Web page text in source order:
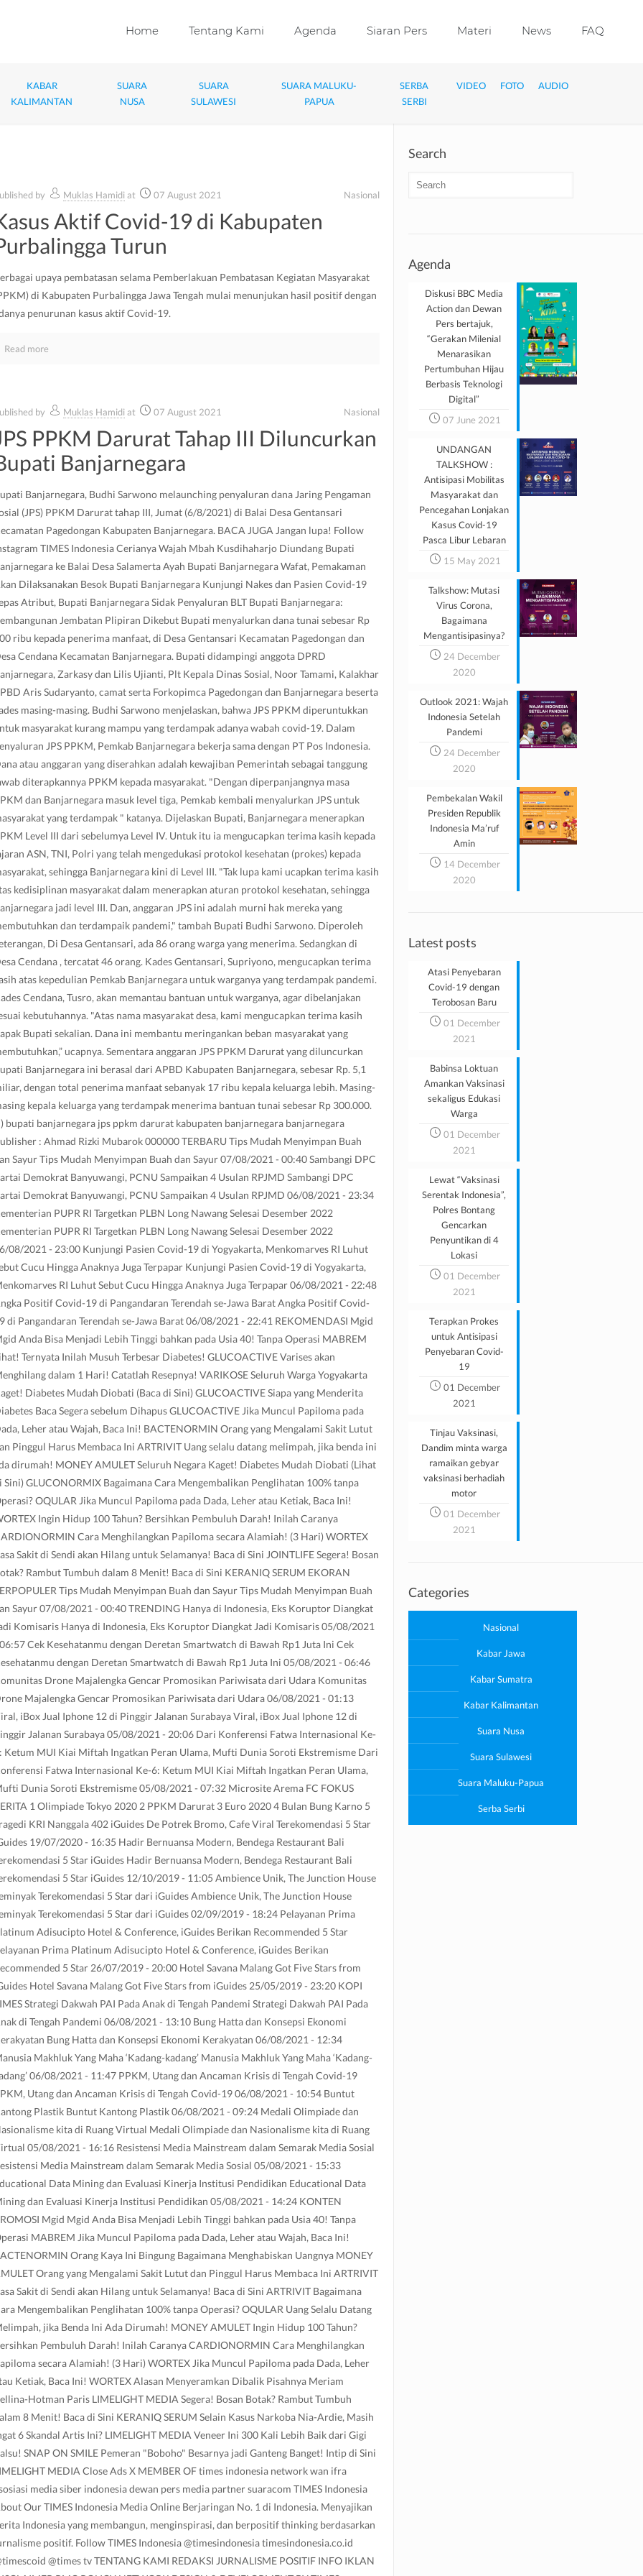
Home Tentang Kami Agenda Siaran Pers Materi News FAQ
KABAR
KALIMANTAN
SUARA
NUSA
SUARA
SULAWESI
SUARA MALUKU-
PAPUA
SERBA
SERBI
VIDEO FOTO AUDIO
by Muklas Hamidiat 07 August 2021 Nasional
Aktif Covid-19 di Kabupaten
Turun
upaya pembatasan selama Pemberlakuan Pembatasan Kegiatan Masyarakat
di Kabupaten Purbalingga Jawa Tengah mulai menunjukan hasil positif dengan
penurunan kasus aktif Covid-19.
Read more
by Muklas Hamidiat 07 August 2021 Nasional
PPKM Darurat Tahap III Diluncurkan
Banjarnegara
Banjarnegara, Budhi Sarwono melaunching penyaluran dana Jaring Pengaman
(JPS) PPKM Darurat tahap III, Jumat (6/8/2021) di Balai Desa Gentansari
Pagedongan Kabupaten Banjarnegara. BACA JUGA Jangan lupa! Follow
TIMES Indonesia Cerianya Wajah Mbah Kusdihaharjo Diundang Bupati
ke Balai Desa Salamerta Ayah Bupati Banjarnegara Wafat, Pemakaman
Dilaksanakan Besok Bupati Banjarnegara Kunjungi Nakes dan Pasien Covid-19
Atribut, Bupati Banjarnegara Sidak Penyaluran BLT Bupati Banjarnegara:
Jembatan Plipiran Dikebut Bupati menyalurkan dana tunai sebesar Rp
ribu kepada penerima manfaat, di Desa Gentansari Kecamatan Pagedongan dan
Cendana Kecamatan Banjarnegara. Bupati didampingi anggota DPRD
Zarkasy dan Lilis Ujianti, Plt Kepala Dinas Sosial, Noor Tamami, Kalakhar
Aris Sudaryanto, camat serta Forkopimca Pagedongan dan Banjarnegara beserta
masing-masing. Budhi Sarwono menjelaskan, bahwa JPS PPKM diperuntukkan
masyarakat kurang mampu yang terdampak adanya wabah covid-19. Dalam
JPS PPKM, Pemkab Banjarnegara bekerja sama dengan PT Pos Indonesia.
atau anggaran yang diserahkan adalah kewajiban Pemerintah sebagai tanggung
diterapkannya PPKM kepada masyarakat. "Dengan diperpanjangnya masa
dan Banjarnegara masuk level tiga, Pemkab kembali menyalurkan JPS untuk
yang terdampak " katanya. Dijelaskan Bupati, Banjarnegara menerapkan
Level III dari sebelumya Level IV. Untuk itu ia mengucapkan terima kasih kepada
ASN, TNI, Polri yang telah mengedukasi protokol kesehatan (prokes) kepada
sehingga Banjarnegara kini di Level III. "Tak lupa kami ucapkan terima kasih
kedisiplinan masyarakat dalam menerapkan aturan protokol kesehatan, sehingga
jadi level III. Dan, anggaran JPS ini adalah murni hak mereka yang
dan terdampaik pandemi," tambah Bupati Budhi Sarwono. Diperoleh
Di Desa Gentansari, ada 86 orang warga yang menerima. Sedangkan di
Cendana , tercatat 46 orang. Kades Gentansari, Supriyono, mengucapkan terima
atas kepedulian Pemkab Banjarnegara untuk warganya yang terdampak pandemi.
Cendana, Tusro, akan memantau bantuan untuk warganya, agar dibelanjakan
kebutuhannya. "Atas nama masyarakat desa, kami mengucapkan terima kasih
Bupati sekalian. Dana ini membantu meringankan beban masyarakat yang
ucapnya. Sementara anggaran JPS PPKM Darurat yang diluncurkan
Banjarnegara ini berasal dari APBD Kabupaten Banjarnegara, sebesar Rp. 5,1
dengan total penerima manfaat sebanyak 17 ribu kepala keluarga lebih. Masing-
kepala keluarga yang terdampak menerima bantuan tunai sebesar Rp 300.000.
bupati banjarnegara jps ppkm darurat kabupaten banjarnegara banjarnegara
: Ahmad Rizki Mubarok 000000 TERBARU Tips Mudah Menyimpan Buah
Sayur Tips Mudah Menyimpan Buah dan Sayur 07/08/2021 - 00:40 Sambangi DPC
Demokrat Banyuwangi, PCNU Sampaikan 4 Usulan RPJMD Sambangi DPC
Demokrat Banyuwangi, PCNU Sampaikan 4 Usulan RPJMD 06/08/2021 - 23:34
PUPR RI Targetkan PLBN Long Nawang Selesai Desember 2022
PUPR RI Targetkan PLBN Long Nawang Selesai Desember 2022
08/2021 - 23:00 Kunjungi Pasien Covid-19 di Yogyakarta, Menkomarves RI Luhut
Cucu Hingga Anaknya Juga Terpapar Kunjungi Pasien Covid-19 di Yogyakarta,
RI Luhut Sebut Cucu Hingga Anaknya Juga Terpapar 06/08/2021 - 22:48
Positif Covid-19 di Pangandaran Terendah se-Jawa Barat Angka Positif Covid-
di Pangandaran Terendah se-Jawa Barat 06/08/2021 - 22:41 REKOMENDASI Mgid
Anda Bisa Menjadi Lebih Tinggi bahkan pada Usia 40! Tanpa Operasi MABREM
Ternyata Inilah Musuh Terbesar Diabetes! GLUCOACTIVE Varises akan
dalam 1 Hari! Catatlah Resepnya! VARIKOSE Seluruh Warga Yogyakarta
Diabetes Mudah Diobati (Baca di Sini) GLUCOACTIVE Siapa yang Menderita
Baca Segera sebelum Dihapus GLUCOACTIVE Jika Muncul Papiloma pada
Leher atau Wajah, Baca Ini! BACTENORMIN Orang yang Mengalami Sakit Lutut
Pinggul Harus Membaca Ini ARTRIVIT Uang selalu datang melimpah, jika benda ini
dirumah! MONEY AMULET Seluruh Negara Kaget! Diabetes Mudah Diobati (Lihat
Sini) GLUCONORMIX Bagaimana Cara Mengembalikan Penglihatan 100% tanpa
OQULAR Jika Muncul Papiloma pada Dada, Leher atau Ketiak, Baca Ini!
Ingin Hidup 100 Tahun? Bersihkan Pembuluh Darah! Inilah Caranya
Cara Menghilangkan Papiloma secara Alamiah! (3 Hari) WORTEX
Sakit di Sendi akan Hilang untuk Selamanya! Baca di Sini JOINTLIFE Segera! Bosan
Rambut Tumbuh dalam 8 Menit! Baca di Sini KERANIQ SERUM EKORAN
Tips Mudah Menyimpan Buah dan Sayur Tips Mudah Menyimpan Buah
Sayur 07/08/2021 - 00:40 TRENDING Hanya di Indonesia, Eks Koruptor Diangkat
Komisaris Hanya di Indonesia, Eks Koruptor Diangkat Jadi Komisaris 05/08/2021
Cek Kesehatanmu dengan Deretan Smartwatch di Bawah Rp1 Juta Ini Cek
dengan Deretan Smartwatch di Bawah Rp1 Juta Ini 05/08/2021 - 06:46
Drone Majalengka Gencar Promosikan Pariwisata dari Udara Komunitas
Majalengka Gencar Promosikan Pariwisata dari Udara 06/08/2021 - 01:13
iBox Jual Iphone 12 di Pinggir Jalanan Surabaya Viral, iBox Jual Iphone 12 di
Jalanan Surabaya 05/08/2021 - 20:06 Dari Konferensi Fatwa Internasional Ke-
Ketum MUI Kiai Miftah Ingatkan Peran Ulama, Mufti Dunia Soroti Ekstremisme Dari
Fatwa Internasional Ke-6: Ketum MUI Kiai Miftah Ingatkan Peran Ulama,
Dunia Soroti Ekstremisme 05/08/2021 - 07:32 Microsite Arema FC FOKUS
1 Olimpiade Tokyo 2020 2 PPKM Darurat 3 Euro 2020 4 Bulan Bung Karno 5
KRI Nanggala 402 iGuides De Potrek Bromo, Cafe Viral Terekomendasi 5 Star
19/07/2020 - 16:35 Hadir Bernuansa Modern, Bendega Restaurant Bali
5 Star iGuides Hadir Bernuansa Modern, Bendega Restaurant Bali
5 Star iGuides 12/10/2019 - 11:05 Ambience Unik, The Junction House
Terekomendasi 5 Star dari iGuides Ambience Unik, The Junction House
Terekomendasi 5 Star dari iGuides 02/09/2019 - 18:24 Pelayanan Prima
Adisucipto Hotel & Conference, iGuides Berikan Recommended 5 Star
Prima Platinum Adisucipto Hotel & Conference, iGuides Berikan
5 Star 26/07/2019 - 20:00 Hotel Savana Malang Got Five Stars from
Hotel Savana Malang Got Five Stars from iGuides 25/05/2019 - 23:20 KOPI
Strategi Dakwah PAI Pada Anak di Tengah Pandemi Strategi Dakwah PAI Pada
di Tengah Pandemi 06/08/2021 - 13:10 Bung Hatta dan Konsepsi Ekonomi
Bung Hatta dan Konsepsi Ekonomi Kerakyatan 06/08/2021 - 12:34
Makhluk Yang Maha ‘Kadang-kadang’ Manusia Makhluk Yang Maha ‘Kadang-
06/08/2021 - 11:47 PPKM, Utang dan Ancaman Krisis di Tengah Covid-19
Utang dan Ancaman Krisis di Tengah Covid-19 06/08/2021 - 10:54 Buntut
Plastik Buntut Kantong Plastik 06/08/2021 - 09:24 Medali Olimpiade dan
kita di Ruang Virtual Medali Olimpiade dan Nasionalisme kita di Ruang
05/08/2021 - 16:16 Resistensi Media Mainstream dalam Semarak Media Sosial
Media Mainstream dalam Semarak Media Sosial 05/08/2021 - 15:33
Data Mining dan Evaluasi Kinerja Institusi Pendidikan Educational Data
dan Evaluasi Kinerja Institusi Pendidikan 05/08/2021 - 14:24 KONTEN
Mgid Mgid Anda Bisa Menjadi Lebih Tinggi bahkan pada Usia 40! Tanpa
MABREM Jika Muncul Papiloma pada Dada, Leher atau Wajah, Baca Ini!
Orang Kaya Ini Bingung Bagaimana Menghabiskan Uangnya MONEY
Orang yang Mengalami Sakit Lutut dan Pinggul Harus Membaca Ini ARTRIVIT
Sakit di Sendi akan Hilang untuk Selamanya! Baca di Sini ARTRIVIT Bagaimana
Mengembalikan Penglihatan 100% tanpa Operasi? OQULAR Uang Selalu Datang
jika Benda Ini Ada Dirumah! MONEY AMULET Ingin Hidup 100 Tahun?
Pembuluh Darah! Inilah Caranya CARDIONORMIN Cara Menghilangkan
secara Alamiah! (3 Hari) WORTEX Jika Muncul Papiloma pada Dada, Leher
Ketiak, Baca Ini! WORTEX Alasan Menyeramkan Dibalik Pisahnya Meriam
Hotman Paris LIMELIGHT MEDIA Segera! Bosan Botak? Rambut Tumbuh
8 Menit! Baca di Sini KERANIQ SERUM Selain Kasus Narkoba Nia-Ardie, Masih
6 Skandal Artis Ini? LIMELIGHT MEDIA Veneer Ini 300 Kali Lebih Baik dari Gigi
SNAP ON SMILE Pemeran "Boboho" Besarnya jadi Ganteng Banget! Intip di Sini
MEDIA Close Ads X MEMBER OF times indonesia network wan ifra
media siber indonesia dewan pers media partner suaracom TIMES Indonesia
Our TIMES Indonesia Media Online Berjaringan No. 1 di Indonesia. Menyajikan
Indonesia yang membangun, menginspirasi, dan berpositif thinking berdasarkan
positif. Follow TIMES Indonesia @timesindonesia timesindonesia.co.id
@times tv TENTANG KAMI REDAKSI JURNALISME POSITIF INFO IKLAN
Search
Agenda
Diskusi BBC Media
Action dan Dewan
Pers bertajuk,
“Gerakan Milenial
Menarasikan
Pertumbuhan Hijau
Berbasis Teknologi
Digital”
07 June 2021
UNDANGAN
TALKSHOW :
Antisipasi Mobilitas
Masyarakat dan
Pencegahan Lonjakan
Kasus Covid-19
Pasca Libur Lebaran
15 May 2021
Talkshow: Mutasi
Virus Corona,
Bagaimana
Mengantisipasinya?
24 December
2020
Outlook 2021: Wajah
Indonesia Setelah
Pandemi
24 December
2020
Pembekalan Wakil
Presiden Republik
Indonesia Ma’ruf
Amin
14 December
2020
Latest posts
Atasi Penyebaran
Covid-19 dengan
Terobosan Baru
01 December
2021
Babinsa Loktuan
Amankan Vaksinasi
sekaligus Edukasi
Warga
01 December
2021
Lewat “Vaksinasi
Serentak Indonesia”,
Polres Bontang
Gencarkan
Penyuntikan di 4
Lokasi
01 December
2021
Terapkan Prokes
untuk Antisipasi
Penyebaran Covid-
19
01 December
2021
Tinjau Vaksinasi,
Dandim minta warga
ramaikan gebyar
vaksinasi berhadiah
motor
01 December
2021
Categories
Nasional
Kabar Jawa
Kabar Sumatra
Kabar Kalimantan
Suara Nusa
Suara Sulawesi
Suara Maluku-Papua
Serba Serbi